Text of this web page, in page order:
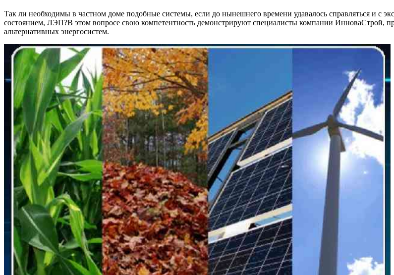
Так ли необходимы в частном доме подобные системы, если до нынешнего времени удавалось справляться и с
состоянием, ЛЭП?В этом вопросе свою компетентность демонстрируют специалисты компании ИнноваСтрой,
альтернативных энергосистем.